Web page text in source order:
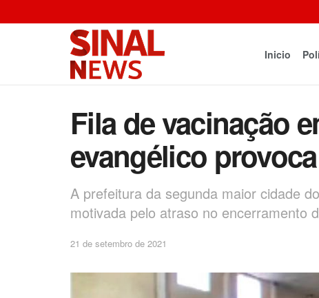
Inicio
Fila de vacinação
evangélico
A prefeitura da segunda maior cidade
motivada pelo atraso no encerramento
21 de setembro de 2021